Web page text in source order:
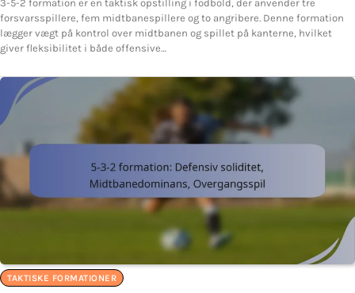
3-5-2 formation er en taktisk opstilling i fodbold, der anvender tre
forsvarsspillere, fem midtbanespillere og to angribere. Denne formation
lægger vægt på kontrol over midtbanen og spillet på kanterne, hvilket
giver fleksibilitet i både offensive…
TAKTISKE FORMATIONER